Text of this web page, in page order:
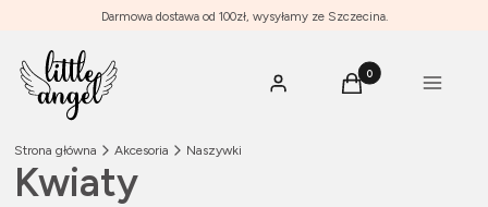
Darmowa dostawa od 100zł, wysyłamy ze Szczecina.
Zaloguj się Produkty w koszyku:
Koszyk Menu
Strona główna Akcesoria Naszywki
Kwiaty